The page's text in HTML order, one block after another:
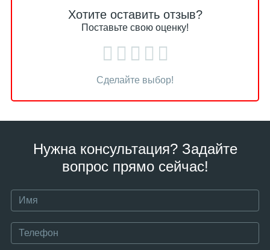
Хотите оставить отзыв?
Поставьте свою оценку!
Сделайте выбор!
Нужна консультация? Задайте
вопрос прямо сейчас!